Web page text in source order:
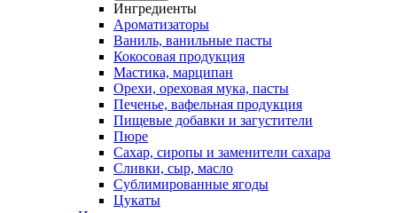
Ингредиенты
Ароматизаторы
Ваниль, ванильные пасты
Кокосовая продукция
Мастика, марципан
Орехи, ореховая мука, пасты
Печенье, вафельная продукция
Пищевые добавки и загустители
Пюре
Сахар, сиропы и заменители сахара
Сливки, сыр, масло
Сублимированные ягоды
Цукаты